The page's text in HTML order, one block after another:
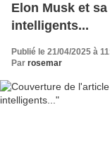
Elon Musk et
intelligents...
Publié le 21/04/2025 à
Par rosemar